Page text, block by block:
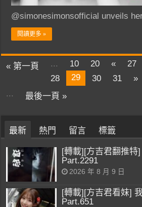
@simonesimonsofficial unveils
閱讀更多 »
« 第一頁 ... 10 20 «
27
28
29 30 31 »
...
最後一頁 »
最新 熱門 留言 標籤
[轉載][方吉君翻推特
Part.2291
2026 年 8 月 9 日
[轉載][方吉君看妹]
Part.651